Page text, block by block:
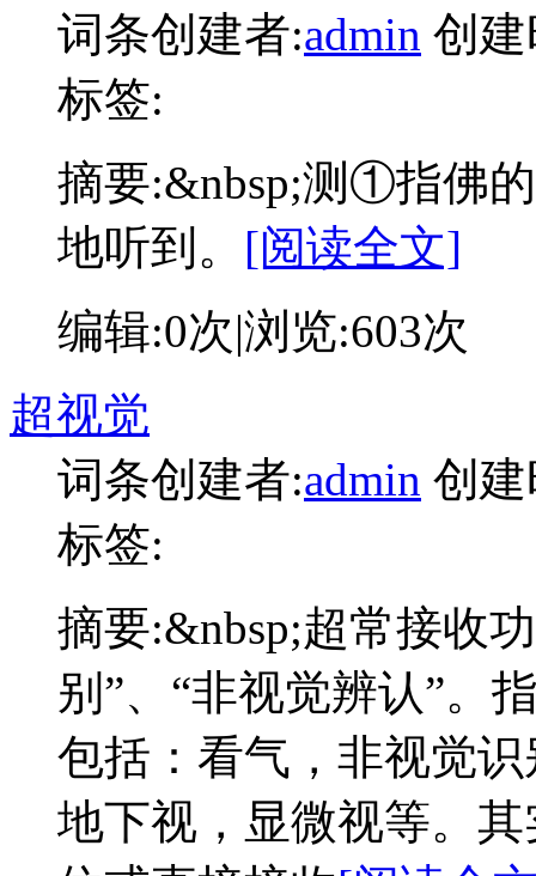
词条创建者:admin 创
标签:
摘要:&nbsp;测①指佛
地听到。 [阅读全文]
编辑:0次|浏览:603次
超视觉
词条创建者:admin 创
标签:
摘要:&nbsp;超常接收
别”、“非视觉辨认”。
包括：看气，非视觉
地下视，显微视等。